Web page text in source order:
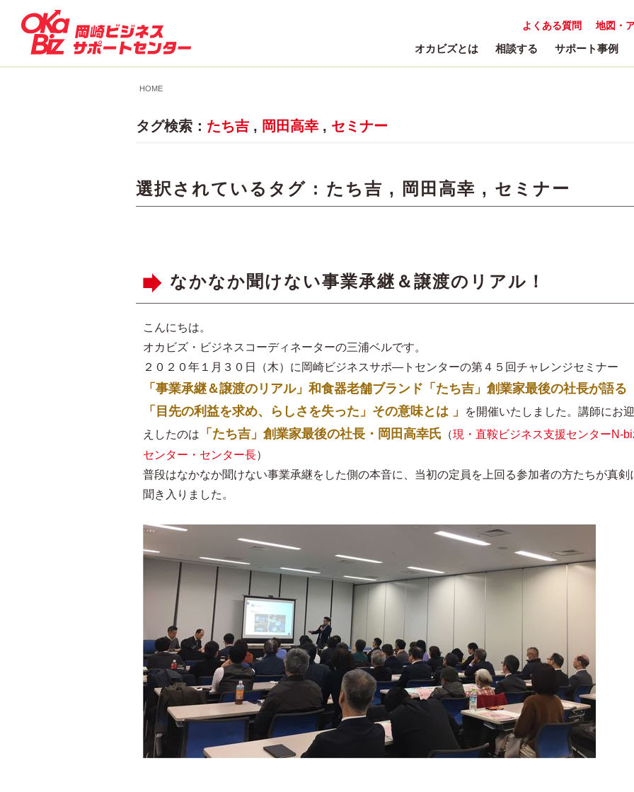
地図・
よくある質問
オカビズとは 相談する サポート事例
HOME
タグ検索： たち吉 , 岡田高幸 , セミナー
選択されているタグ : たち吉 , 岡田高幸 , セミナー
なかなか聞けない事業承継＆譲渡のリアル！
こんにちは。
オカビズ・ビジネスコーディネーターの三浦ベルです。
２０２０年１月３０日（木）に岡崎ビジネスサポ―トセンターの第４５回チャレンジセミナー
「事業承継＆譲渡のリアル」和食器老舗ブランド「たち吉」創業家最後の社長が語る
「目先の利益を求め、らしさを失った」その意味とは 」
を開催いたしました。講師にお迎
えしたのは
「たち吉」創業家最後の社長・岡田高幸氏 （現・直鞍ビジネス支援センターN-
センター・センター長）
普段はなかなか聞けない事業承継をした側の本音に、当初の定員を上回る参加者の方たちが真剣
聞き入りました。